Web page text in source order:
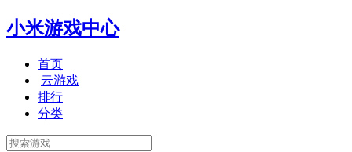
小米游戏中心
首页
云游戏
排行
分类